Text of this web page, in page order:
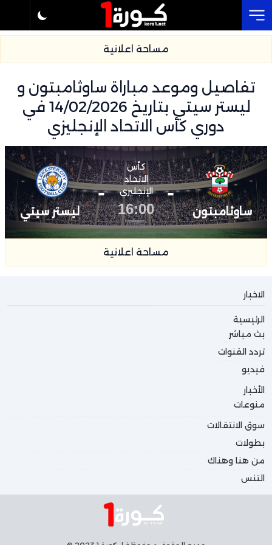
مساحة اعلانية
تفاصيل وموعد مباراة ساوثامبتون و
ليستر سيتي بتاريخ 14/02/2026 في
دوري كأس الاتحاد الإنجليزي
ساوثامبتون
-
كأس
الاتحاد
الإنجليزي
16:00
-
ليستر سيتي
مساحة اعلانية
الاخبار
الرئيسية
بث مباشر
تردد القنوات
فيديو
الأخبار
منوعات
سوق الانتقالات
بطولات
من هنا وهناك
التنس